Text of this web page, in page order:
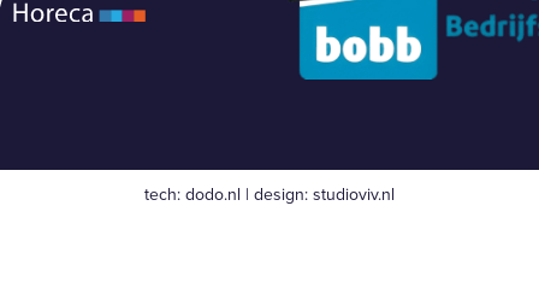
tech:dodo.nl | design:studioviv.nl